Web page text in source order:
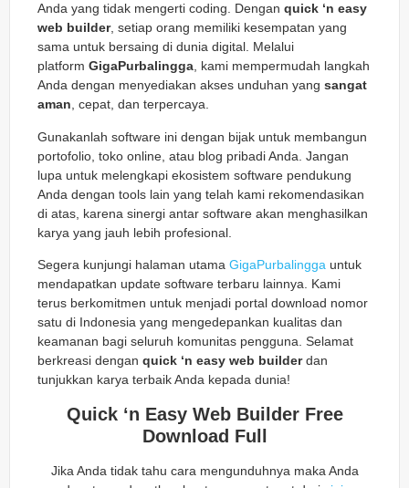
Anda yang tidak mengerti coding. Dengan quick ‘n easy
web builder, setiap orang memiliki kesempatan yang
sama untuk bersaing di dunia digital. Melalui
platform GigaPurbalingga, kami mempermudah langkah
Anda dengan menyediakan akses unduhan yang sangat
aman, cepat, dan terpercaya.
Gunakanlah software ini dengan bijak untuk membangun
portofolio, toko online, atau blog pribadi Anda. Jangan
lupa untuk melengkapi ekosistem software pendukung
Anda dengan tools lain yang telah kami rekomendasikan
di atas, karena sinergi antar software akan menghasilkan
karya yang jauh lebih profesional.
Segera kunjungi halaman utama GigaPurbalingga untuk
mendapatkan update software terbaru lainnya. Kami
terus berkomitmen untuk menjadi portal download nomor
satu di Indonesia yang mengedepankan kualitas dan
keamanan bagi seluruh komunitas pengguna. Selamat
berkreasi dengan quick ‘n easy web builderdan
tunjukkan karya terbaik Anda kepada dunia!
Quick ‘n Easy Web Builder Free
Download Full
Jika Anda tidak tahu cara mengunduhnya maka Anda